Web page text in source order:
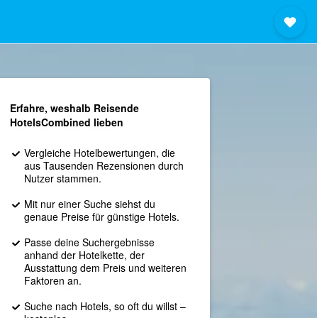
Erfahre, weshalb Reisende
HotelsCombined lieben
Vergleiche Hotelbewertungen, die
aus Tausenden Rezensionen durch
Nutzer stammen.
Mit nur einer Suche siehst du
genaue Preise für günstige Hotels.
Passe deine Suchergebnisse
anhand der Hotelkette, der
Ausstattung dem Preis und weiteren
Faktoren an.
Suche nach Hotels, so oft du willst –